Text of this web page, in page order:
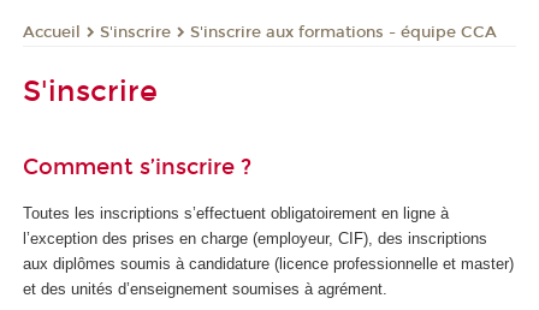
Accueil S'inscrire S'inscrire aux formations - équipe CCA
S'inscrire
Comment s’inscrire ?
Toutes les inscriptions s’effectuent obligatoirement en ligne à
l’exception des prises en charge (employeur, CIF), des inscriptions
aux diplômes soumis à candidature (licence professionnelle et master)
et des unités d’enseignement soumises à agrément.